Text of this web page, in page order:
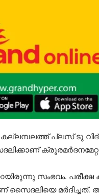
പ്ലസ് ടു
സംഭവം.
സൈദലിയെ